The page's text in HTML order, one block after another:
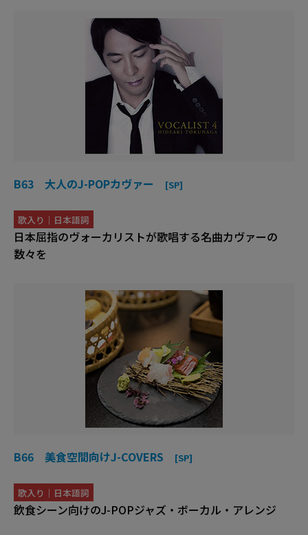
B63 大人のJ-POPカヴァー [SP]
歌入り｜日本語詞
日本屈指のヴォーカリストが歌唱する名曲カヴァーの
数々を
B66 美食空間向けJ-COVERS [SP]
歌入り｜日本語詞
飲食シーン向けのJ-POPジャズ・ボーカル・アレンジ